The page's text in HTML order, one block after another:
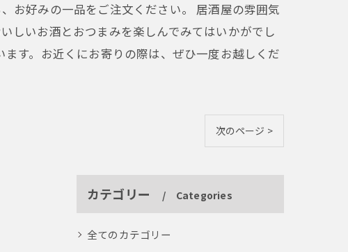
お好みの一品をご注文ください。 居酒屋の雰囲気
しいお酒とおつまみを楽しんでみてはいかがでし
す。お近くにお寄りの際は、ぜひ一度お越しくだ
次のページ >
カテゴリー Categories
全てのカテゴリー